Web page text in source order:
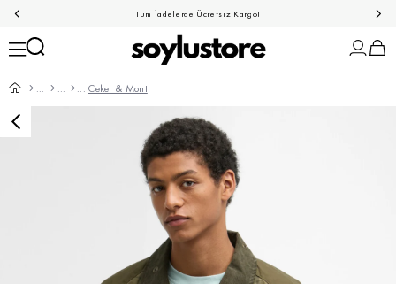
Tüm İadelerde Ücretsiz Kargo!
Ceket & Mont